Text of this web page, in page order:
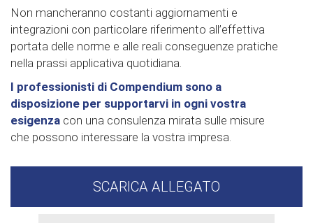
Non mancheranno costanti aggiornamenti e
integrazioni con particolare riferimento all’effettiva
portata delle norme e alle reali conseguenze pratiche
nella prassi applicativa quotidiana.
I professionisti di Compendium sono a
disposizione per supportarvi in ogni vostra
esigenza con una consulenza mirata sulle misure
che possono interessare la vostra impresa.
SCARICA ALLEGATO